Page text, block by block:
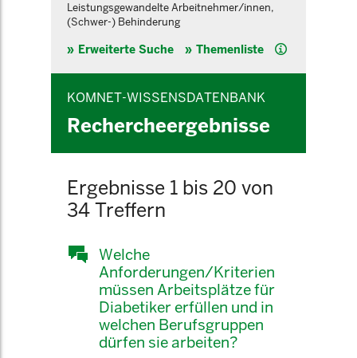
Leistungsgewandelte Arbeitnehmer/innen,
(Schwer-) Behinderung
Erweiterte Suche Themenliste Hilfe
KOMNET-WISSENSDATENBANK
Rechercheergebnisse
Ergebnisse 1 bis 20 von
34 Treffern
Welche
Anforderungen/Kriterien
müssen Arbeitsplätze für
Diabetiker erfüllen und in
welchen Berufsgruppen
dürfen sie arbeiten?